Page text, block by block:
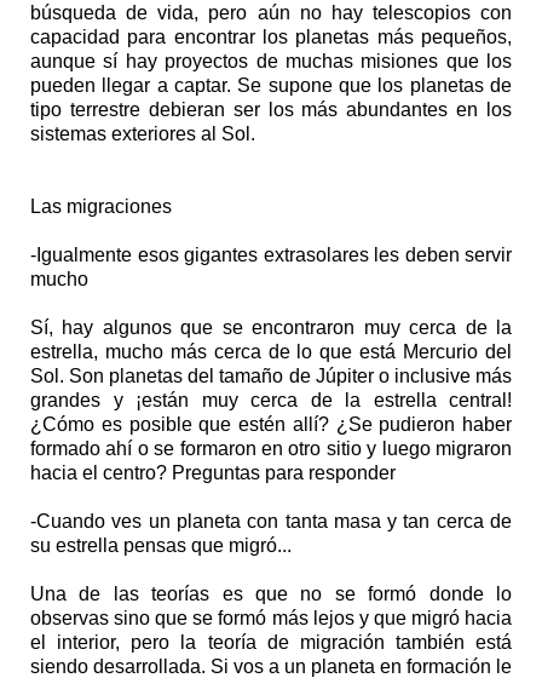
búsqueda de vida, pero aún no hay telescopios con
capacidad para encontrar los planetas más pequeños,
aunque sí hay proyectos de muchas misiones que los
pueden llegar a captar. Se supone que los planetas de
tipo terrestre debieran ser los más abundantes en los
sistemas exteriores al Sol.
Las migraciones
-Igualmente esos gigantes extrasolares les deben servir
mucho
Sí, hay algunos que se encontraron muy cerca de la
estrella, mucho más cerca de lo que está Mercurio del
Sol. Son planetas del tamaño de Júpiter o inclusive más
grandes y ¡están muy cerca de la estrella central!
¿Cómo es posible que estén allí? ¿Se pudieron haber
formado ahí o se formaron en otro sitio y luego migraron
hacia el centro? Preguntas para responder
-Cuando ves un planeta con tanta masa y tan cerca de
su estrella pensas que migró...
Una de las teorías es que no se formó donde lo
observas sino que se formó más lejos y que migró hacia
el interior, pero la teoría de migración también está
siendo desarrollada. Si vos a un planeta en formación le